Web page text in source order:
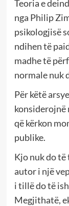
Teoria e
nga Philip
psikologjisë
ndihen të
madhe të
normale nuk
Për këtë
konsiderojnë
që kërkon
publike.
Kjo nuk do të
autor i një
i tillë do të
Megjithatë,